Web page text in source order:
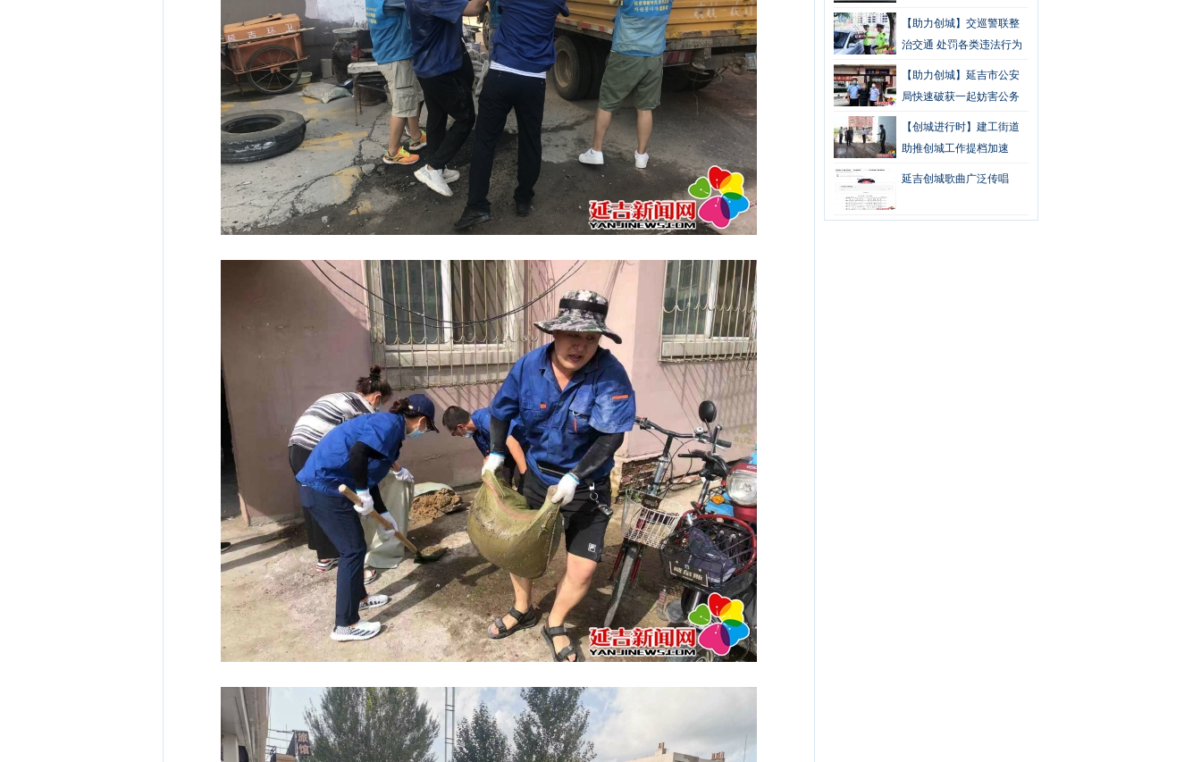
【助力创城】交巡警联整
治交通 处罚各类违法行为
5700起
【助力创城】延吉市公安
局快速破获一起妨害公务
【创城进行时】建工街道
助推创城工作提档加速
延吉创城歌曲广泛传唱